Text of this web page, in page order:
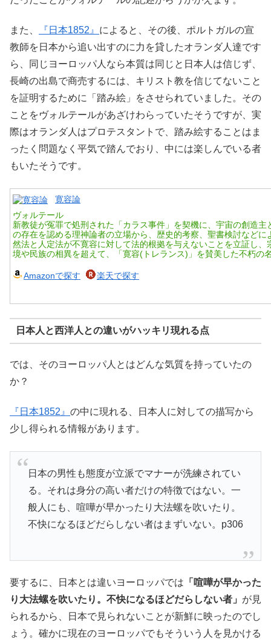
また、 『日本1852』 によると、その後、ポルトガルの宣
教師を日本から追い出すのに力を貸したオランダ人達です
ら、同じヨーロッパ人なら本質は同じと日本人は信じず、
長崎の出島で商売するには、キリスト教を信じてないこと
を証明するために「踏み絵」をさせられていました。その
ことをヴォルテールがあざけわらっていたそうですが、実
際はオランダ人はプロテスタントで、踏み絵することはま
ったく問題なく平気で踏んでおり、中には楽しんでいる者
もいたそうです。
寛容論
ヴォルテール
新教徒が冤罪で処刑された「カラス事件」を契機に、宇宙の創造主
の存在を認める理神論者の立場から、歴史的考察、聖書検討などに
然法と人定法が不寛容に対して法的根拠を与えないことを立証し、
境や民族の相異を超えて、「寛容(トレランス)」を賛美した不朽の
Amazonで探す 楽天で探す
日本人と西洋人との違いがハッキリ現れる点
では、そのヨーロッパ人とはどんな気質を持っていたの
か？
『日本1852』 の中に現れる、日本人に対しての描写から
少し得られる情報があります。
日本の男性も態度が立派でマナーが洗練されてい
る。それは身分の高い者だけの特徴ではない。一
般人にも、喧嘩が早かったり大法螺を吹いたり。
不快になるほどだらしない者はまずいない。p306
要するに、日本とは違いヨーロッパでは 「喧嘩が早かった
り大法螺を吹いたり。不快になるほどだらしない者」 が見
られるから、日本で見られないことが新鮮に映ったのでし
ょう。確かに現在のヨーロッパでもそういう人を見かける